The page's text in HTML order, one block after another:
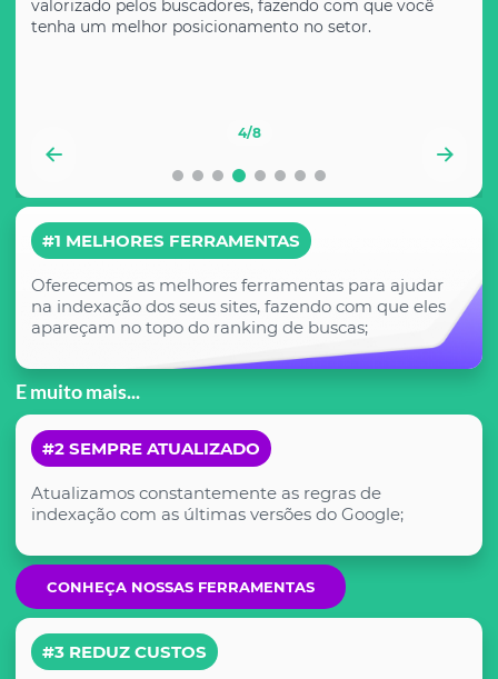
valorizado pelos buscadores, fazendo com que você
tenha um melhor posicionamento no setor.
4/8
#1 MELHORES FERRAMENTAS
Oferecemos as melhores ferramentas para ajudar
na indexação dos seus sites, fazendo com que eles
apareçam no topo do ranking de buscas;
E muito mais...
#2 SEMPRE ATUALIZADO
Atualizamos constantemente as regras de
indexação com as últimas versões do Google;
CONHEÇA NOSSAS FERRAMENTAS
#3 REDUZ CUSTOS